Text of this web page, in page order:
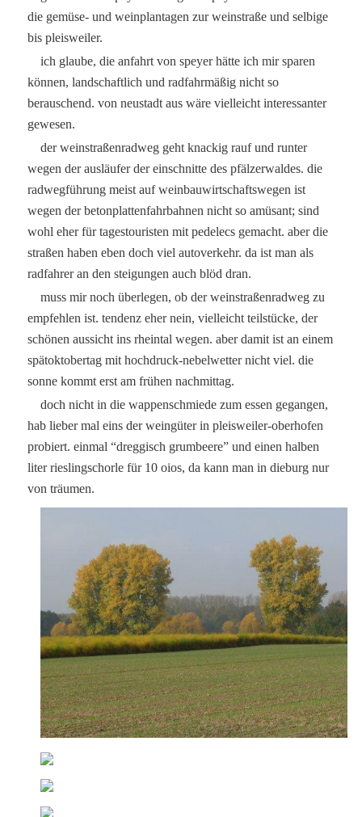
die gemüse- und weinplantagen zur weinstraße und selbige
bis pleisweiler.
ich glaube, die anfahrt von speyer hätte ich mir sparen
können, landschaftlich und radfahrmäßig nicht so
berauschend. von neustadt aus wäre vielleicht interessanter
gewesen.
der weinstraßenradweg geht knackig rauf und runter
wegen der ausläufer der einschnitte des pfälzerwaldes. die
radwegführung meist auf weinbauwirtschaftswegen ist
wegen der betonplattenfahrbahnen nicht so amüsant; sind
wohl eher für tagestouristen mit pedelecs gemacht. aber die
straßen haben eben doch viel autoverkehr. da ist man als
radfahrer an den steigungen auch blöd dran.
muss mir noch überlegen, ob der weinstraßenradweg zu
empfehlen ist. tendenz eher nein, vielleicht teilstücke, der
schönen aussicht ins rheintal wegen. aber damit ist an einem
spätoktobertag mit hochdruck-nebelwetter nicht viel. die
sonne kommt erst am frühen nachmittag.
doch nicht in die wappenschmiede zum essen gegangen,
hab lieber mal eins der weingüter in pleisweiler-oberhofen
probiert. einmal “dreggisch grumbeere” und einen halben
liter rieslingschorle für 10 oios, da kann man in dieburg nur
von träumen.